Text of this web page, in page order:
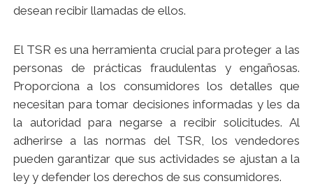
desean recibir llamadas de ellos.
El TSR es una herramienta crucial para proteger a las
personas de prácticas fraudulentas y engañosas.
Proporciona a los consumidores los detalles que
necesitan para tomar decisiones informadas y les da
la autoridad para negarse a recibir solicitudes. Al
adherirse a las normas del TSR, los vendedores
pueden garantizar que sus actividades se ajustan a la
ley y defender los derechos de sus consumidores.